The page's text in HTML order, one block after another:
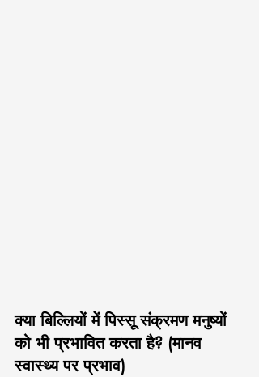
क्या बिल्लियों में पिस्सू संक्रमण मनुष्यों
को भी प्रभावित करता है? (मानव
स्वास्थ्य पर प्रभाव)